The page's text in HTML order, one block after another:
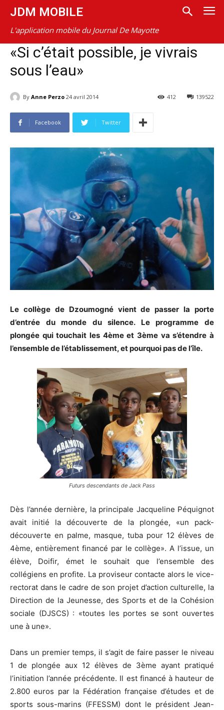
JDM MOBILE
L'application mobile du Journal De Mayotte
«Si c’était possible, je vivrais
sous l’eau»
By Anne Perzo 24 avril 2014 139522
412
Facebook Twitter
Le collège de Dzoumogné vient de passer la porte
d’entrée du monde du silence. Le programme de
plongée qui touchait les 4ème et 3ème va s’étendre à
l’ensemble de l’établissement, et pourquoi pas de l’île.
Futurs descendants de Jack Pass
Dès l’année dernière, la principale Jacqueline Péquignot
avait initié la découverte de la plongée, «un pack-
découverte en palme, masque, tuba pour 12 élèves de
4ème, entièrement financé par le collège». A l’issue, un
élève, Doifir, émet le souhait que l’ensemble des
collégiens en profite. La proviseur contacte alors le vice-
rectorat dans le cadre de son projet d’action culturelle, la
Direction de la Jeunesse, des Sports et de la Cohésion
sociale (DJSCS) : «toutes les portes se sont ouvertes
une à une».
Dans un premier temps, il s’agit de faire passer le niveau
1 de plongée aux 12 élèves de 3ème ayant pratiqué
l’initiation l’année précédente. Il est financé à hauteur de
2.800 euros par la Fédération française d’études et de
sports sous-marins (FFESSM) dont le président Jean-